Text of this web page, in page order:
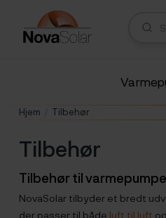
Hjem Tilbehør
Tilbehør
Tilbehør til varmepumpe
NovaSolar tilbyder et bredt
der passer til både luft til luft og